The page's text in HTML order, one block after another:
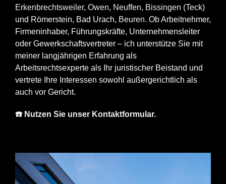
Erkenbrechtsweiler, Owen, Neuffen, Bissingen (Teck)
und Römerstein, Bad Urach, Beuren. Ob Arbeitnehmer,
Firmeninhaber, Führungskräfte, Unternehmensleiter
oder Gewerkschaftsvertreter – ich unterstütze Sie mit
meiner langjährigen Erfahrung als
Arbeitsrechtsexperte als Ihr juristischer Beistand und
vertrete Ihre Interessen sowohl außergerichtlich als
auch vor Gericht.
☎️ Nutzen Sie unser Kontaktformular.